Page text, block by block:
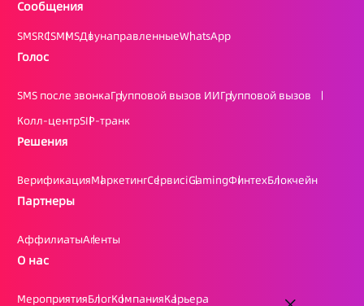
Сообщения
SMSRCSMMSДвунаправленныеWhatsApp
Голос
SMS после звонкаГрупповой вызов ИИГрупповой вызов
Колл-центрSIP-транк
Решения
ВерификацияМаркетингСервисiGamingФинтехБлокчейн
Партнеры
АффилиатыАгенты
О нас
МероприятияБлогКомпанияКарьера